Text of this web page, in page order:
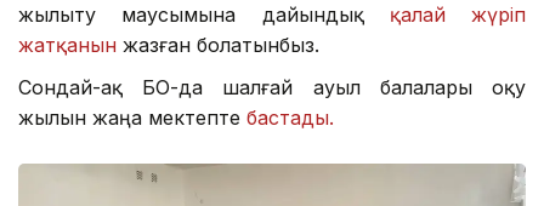
жылыту маусымына дайындық қалай жүріп
жатқанын жазған болатынбыз.
Сондай-ақ БҚО-да шалғай ауыл балалары оқу
жылын жаңа мектепте бастады.